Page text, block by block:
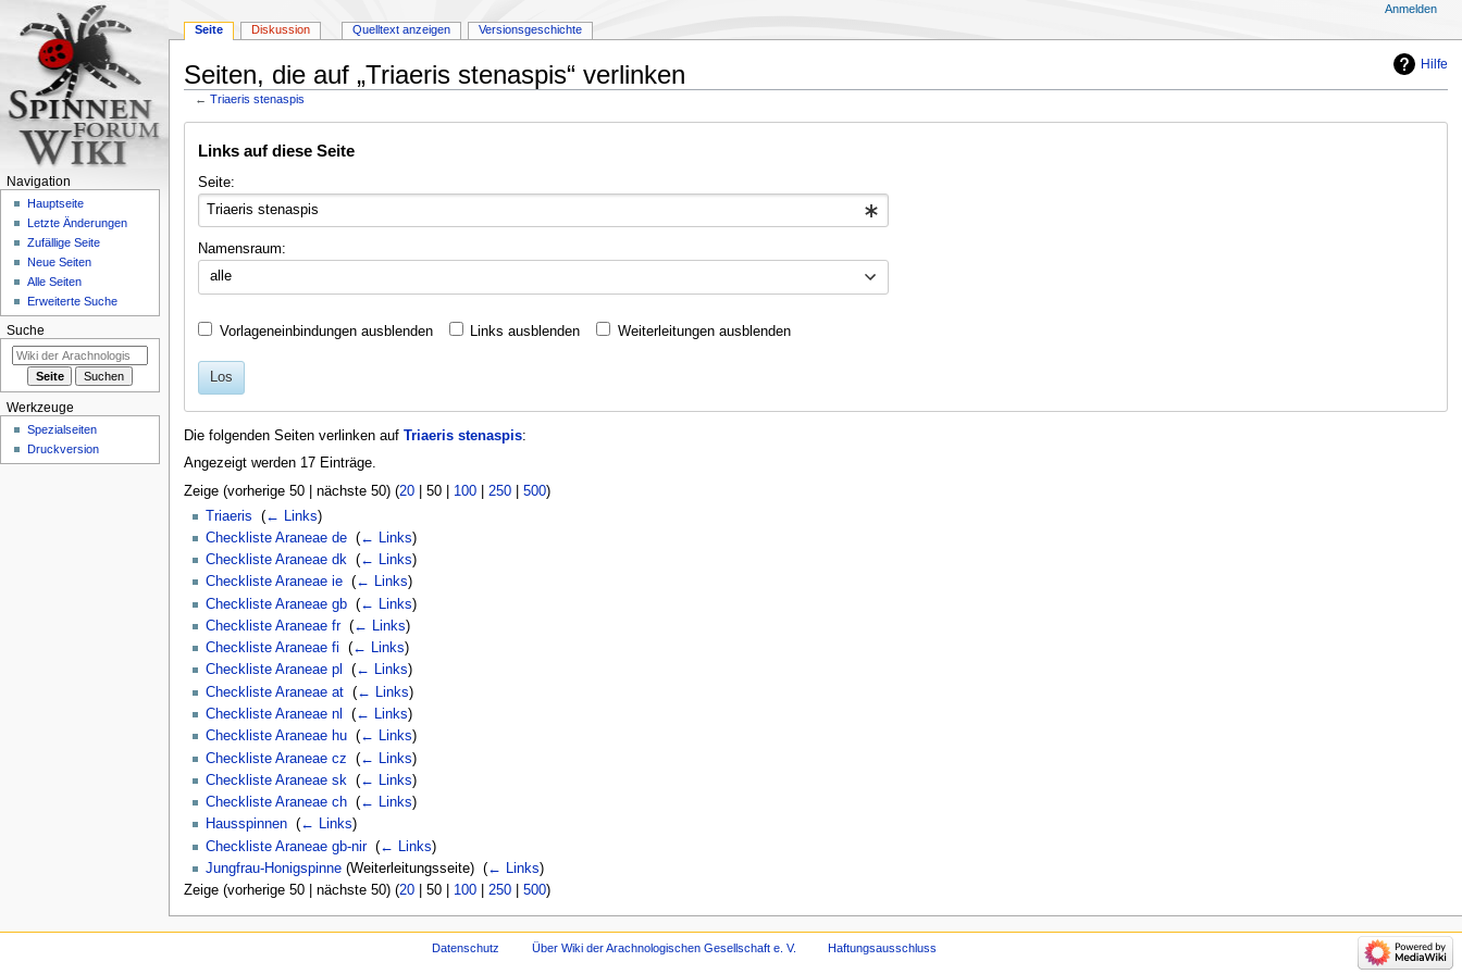
Hilfe
Seiten, die auf „Triaeris stenaspis“ verlinken
←Triaeris stenaspis
Navigation
Suche
Links auf diese Seite
Seite:
Namensraum:
alle
Vorlageneinbindungen ausblenden Links ausblenden Weiterleitungen ausblenden
Los
Die folgenden Seiten verlinken auf Triaeris stenaspis:
Angezeigt werden 17 Einträge.
Zeige (vorherige 50| nächste 50) (20| 50| 100| 250| 500)
Triaeris
(← Links)
Checkliste Araneae de‎ (← Links)
Checkliste Araneae dk‎ (← Links)
Checkliste Araneae ie‎ (← Links)
Checkliste Araneae gb‎ (← Links)
Checkliste Araneae fr‎ (← Links)
Checkliste Araneae fi
(← Links)
Checkliste Araneae pl
(← Links)
Checkliste Araneae at‎ (← Links)
Checkliste Araneae nl
(← Links)
Checkliste Araneae hu‎ (← Links)
Checkliste Araneae cz
(← Links)
Checkliste Araneae sk
(← Links)
Checkliste Araneae ch‎ (← Links)
Hausspinnen‎ (← Links)
Checkliste Araneae gb-nir‎ (← Links)
Jungfrau-Honigspinne(Weiterleitungsseite) ‎ (← Links)
Zeige (vorherige 50| nächste 50) (20| 50| 100| 250| 500)
Seite Diskussion Quelltext anzeigen Versionsgeschichte
Anmelden
Navigation
Hauptseite
Letzte Änderungen
Zufällige Seite
Neue Seiten
Alle Seiten
Erweiterte Suche
Suche
Werkzeuge
Spezialseiten
Druckversion
Datenschutz Über Wiki der Arachnologischen Gesellschaft e. V. Haftungsausschluss